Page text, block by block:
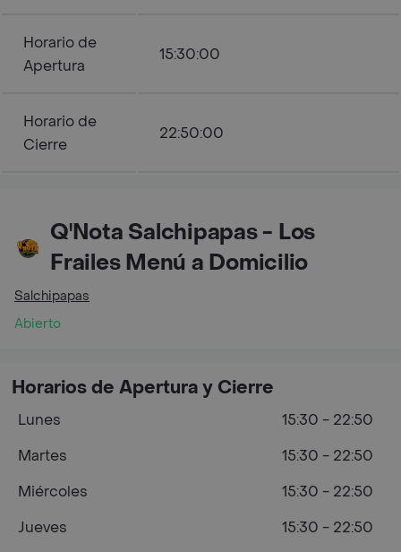
Horario de
Apertura
15:30:00
Horario de
Cierre
22:50:00
Q'Nota Salchipapas - Los
Frailes Menú a Domicilio
Salchipapas
Abierto
Horarios de Apertura y Cierre
Lunes
15:30 - 22:50
Martes
15:30 - 22:50
Miércoles
15:30 - 22:50
Jueves
15:30 - 22:50